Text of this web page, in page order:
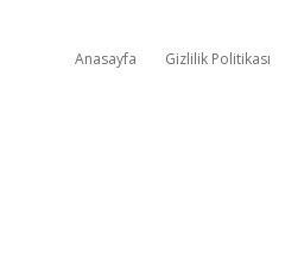
Anasayfa Gizlilik Politikası